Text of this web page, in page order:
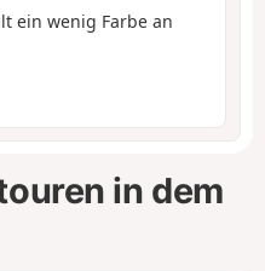
ein wenig Farbe an
in dem